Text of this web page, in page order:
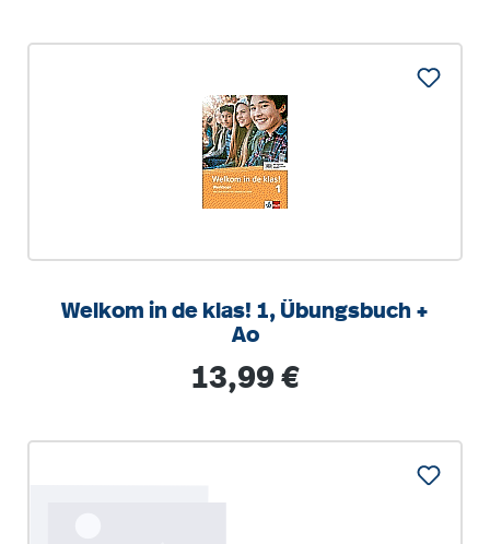
Welkom in de klas! 1, Übungsbuch +
Ao
Regulärer Preis:
13,99 €